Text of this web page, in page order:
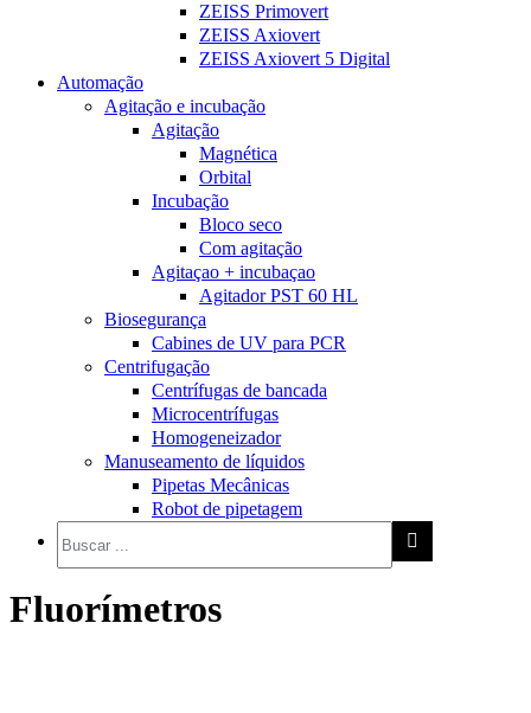
ZEISS Primovert
ZEISS Axiovert
ZEISS Axiovert 5 Digital
Automação
Agitação e incubação
Agitação
Magnética
Orbital
Incubação
Bloco seco
Com agitação
Agitaçao + incubaçao
Agitador PST 60 HL
Biosegurança
Cabines de UV para PCR
Centrifugação
Centrífugas de bancada
Microcentrífugas
Homogeneizador
Manuseamento de líquidos
Pipetas Mecânicas
Robot de pipetagem
Fluorímetros